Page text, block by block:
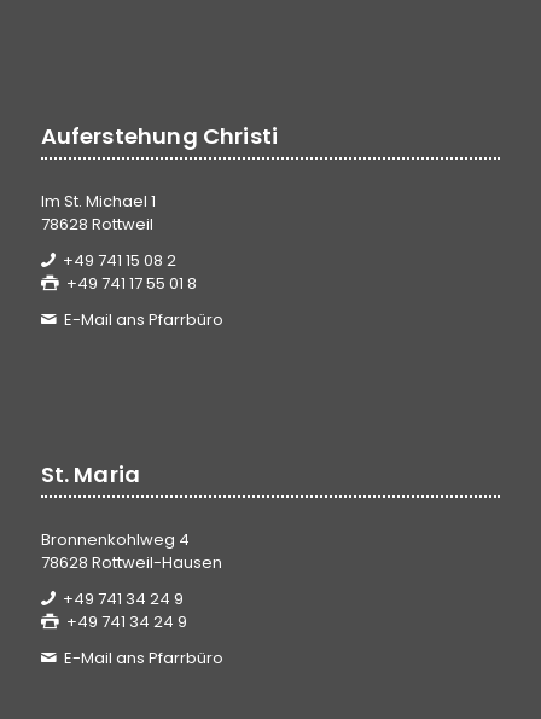
Auferstehung Christi
Im St. Michael 1
78628 Rottweil
+49 741 15 08 2
+49 741 17 55 01 8
E-Mail ans Pfarrbüro
St. Maria
Bronnenkohlweg 4
78628 Rottweil-Hausen
+49 741 34 24 9
+49 741 34 24 9
E-Mail ans Pfarrbüro